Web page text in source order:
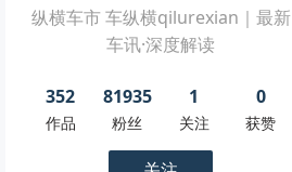
纵横车市 车纵横qilurexian｜最新
车讯·深度解读
352
作品
81935
粉丝
1
关注
0
获赞